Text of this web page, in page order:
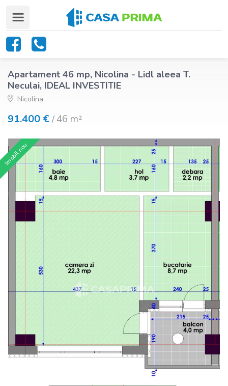
Apartament 46 mp, Nicolina - Lidl aleea T.
Neculai, IDEAL INVESTITIE
Nicolina
91.400 € / 46 m²
Imobil nou